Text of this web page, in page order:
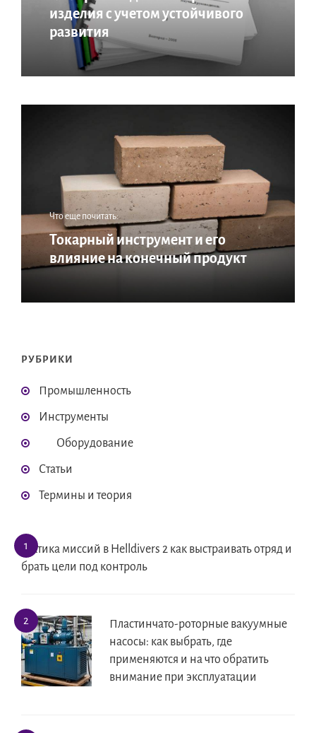
изделия с учетом устойчивого
развития
Что еще почитать:
Токарный инструмент и его
влияние на конечный продукт
РУБРИКИ
Промышленность
Инструменты
Оборудование
Статьи
Термины и теория
Тактика миссий в Helldivers 2 как выстраивать отряд и
брать цели под контроль
Пластинчато-роторные вакуумные
насосы: как выбрать, где
применяются и на что обратить
внимание при эксплуатации